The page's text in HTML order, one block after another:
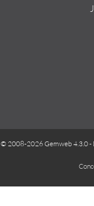
© 2008-2026 Gemweb 4.3.0-